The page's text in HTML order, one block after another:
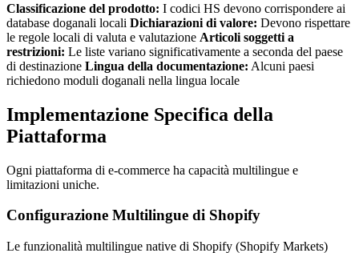
Classificazione del prodotto: I codici HS devono corrispondere ai
database doganali locali Dichiarazioni di valore: Devono rispettare
le regole locali di valuta e valutazione Articoli soggetti a
restrizioni: Le liste variano significativamente a seconda del paese
di destinazione Lingua della documentazione: Alcuni paesi
richiedono moduli doganali nella lingua locale
Implementazione Specifica della
Piattaforma
Ogni piattaforma di e-commerce ha capacità multilingue e
limitazioni uniche.
Configurazione Multilingue di Shopify
Le funzionalità multilingue native di Shopify (Shopify Markets)